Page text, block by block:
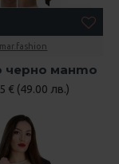
mar.fashion
черно манто
€ (49.00 лв.)